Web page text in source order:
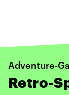
Adventure-
Retro-